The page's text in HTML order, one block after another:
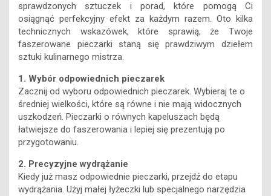
sprawdzonych sztuczek i porad, które pomogą Ci
osiągnąć perfekcyjny efekt za każdym razem. Oto kilka
technicznych wskazówek, które sprawią, że Twoje
faszerowane pieczarki staną się prawdziwym dziełem
sztuki kulinarnego mistrza.
1. Wybór odpowiednich pieczarek
Zacznij od wyboru odpowiednich pieczarek. Wybieraj te o
średniej wielkości, które są równe i nie mają widocznych
uszkodzeń. Pieczarki o równych kapeluszach będą
łatwiejsze do faszerowania i lepiej się prezentują po
przygotowaniu.
2. Precyzyjne wydrążanie
Kiedy już masz odpowiednie pieczarki, przejdź do etapu
wydrążania. Użyj małej łyżeczki lub specjalnego narzędzia